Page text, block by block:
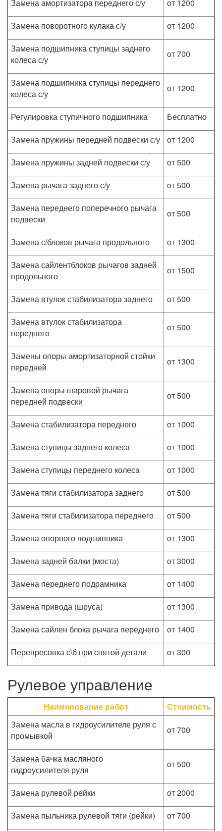
Замена амортизатора переднего с/у
от 1200
Замена поворотного кулака с/у
от 1200
Замена подшипника ступицы заднего
колеса с/у
от 700
Замена подшипника ступицы переднего
колеса с/у
от 1200
Регулировка ступичного подшипника
Бесплатно
Замена пружины передней подвески с/у
от 1200
Замена пружины задней подвески с/у
от 500
Замена рычага заднего с/у
от 500
Замена переднего поперечного рычага
подвески
от 500
Замена с/блоков рычага продольного
от 1300
Замена сайлентблоков рычагов задней
продольного
от 1500
Замена втулок стабилизатора заднего
от 500
Замена втулок стабилизатора
переднего
от 500
Замены опоры амортизаторной стойки
передней
от 1300
Замена опоры шаровой рычага
передней подвески
от 500
Замена стабилизатора переднего
от 1000
Замена ступицы заднего колеса
от 1000
Замена ступицы переднего колеса
от 1000
Замена тяги стабилизатора заднего
от 500
Замена тяги стабилизатора переднего
от 500
Замена опорного подшипника
от 1300
Замена задней балки (моста)
от 3000
Замена переднего подрамника
от 1400
Замена привода (шруса)
от 1300
Замена сайлен блока рычага переднего
от 1400
Перепресовка с\б при снятой детали
от 300
Рулевое управление
Наименование работ
Стоимость
Замена масла в гидроусилителе руля с
промывкой
от 700
Замена бачка масляного
гидроусилителя руля
от 500
Замена рулевой рейки
от 2000
Замена пыльника рулевой тяги (рейки)
от 700